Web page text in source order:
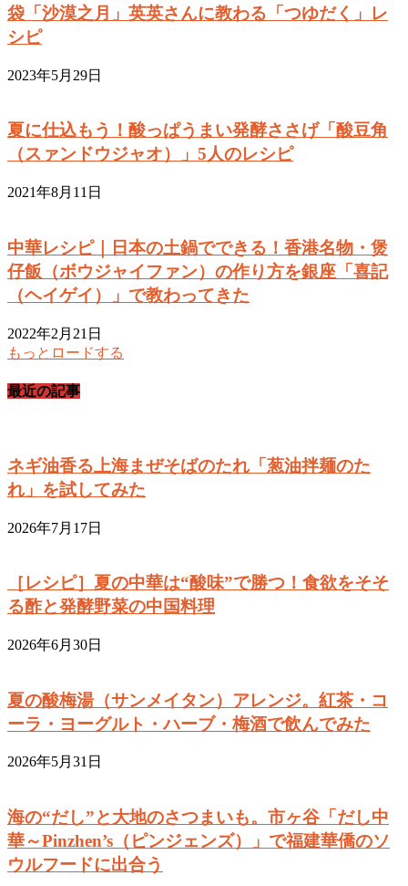
袋「沙漠之月」英英さんに教わる「つゆだく」レ
シピ
2023年5月29日
夏に仕込もう！酸っぱうまい発酵ささげ「酸豆角
（スァンドウジャオ）」5人のレシピ
2021年8月11日
中華レシピ｜日本の土鍋でできる！香港名物・煲
仔飯（ボウジャイファン）の作り方を銀座「喜記
（ヘイゲイ）」で教わってきた
2022年2月21日
もっとロードする
最近の記事
ネギ油香る上海まぜそばのたれ「葱油拌麺のた
れ」を試してみた
2026年7月17日
［レシピ］夏の中華は“酸味”で勝つ！食欲をそそ
る酢と発酵野菜の中国料理
2026年6月30日
夏の酸梅湯（サンメイタン）アレンジ。紅茶・コ
ーラ・ヨーグルト・ハーブ・梅酒で飲んでみた
2026年5月31日
海の“だし”と大地のさつまいも。市ヶ谷「だし中
華～Pinzhen’s（ピンジェンズ）」で福建華僑のソ
ウルフードに出合う